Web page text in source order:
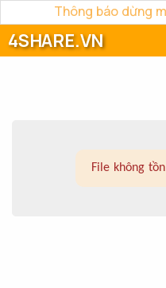
Thông báo dừng
4SHARE.VN
File không